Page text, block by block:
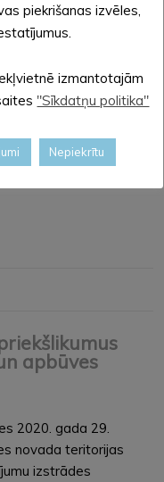
domes deputāti
novada teritorijas
un apbūves
uzņēmumus
Galvenais grozījumu
apbūves
2020. gada 29.
novada teritorijas
izstrādes
piekrišanas izvēles,
izmantotajām
"Sīkdatņu politika"
Nepiekrītu